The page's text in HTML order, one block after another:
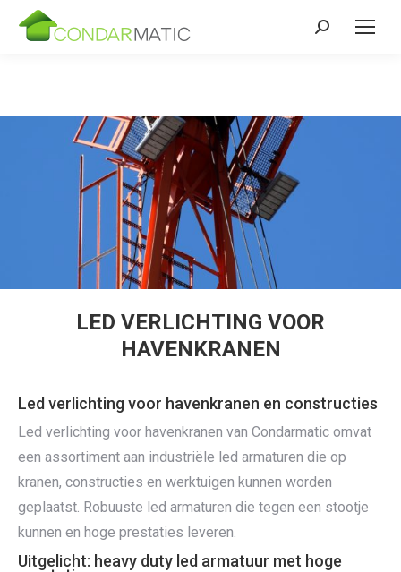
Zoeken:
LED VERLICHTING VOOR
HAVENKRANEN
Led verlichting voor havenkranen en constructies
Led verlichting voor havenkranen van Condarmatic omvat
een assortiment aan industriële led armaturen die op
kranen, constructies en werktuigen kunnen worden
geplaatst. Robuuste led armaturen die tegen een stootje
kunnen en hoge prestaties leveren.
Uitgelicht: heavy duty led armatuur met hoge